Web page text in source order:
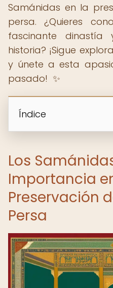
Samánidas en la
persa. ¿Quieres
fascinante
historia? ¡Sigue
y únete a esta
pasado! ️ ✨
Índice
Los
Importancia
Preservación
Persa